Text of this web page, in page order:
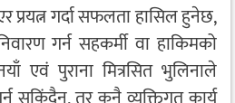
प्रयत्न गर्दा सफलता हासिल हुनेछ,
गर्न सहकर्मी वा हाकिमको
एवं पुराना मित्रसित भुलिनाले